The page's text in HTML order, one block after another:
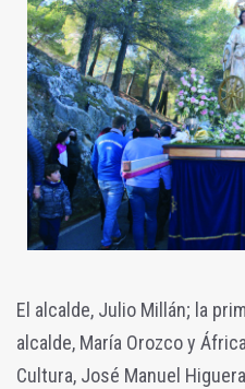
El alcalde, Julio Millán; la
alcalde, María Orozco y
Cultura, José Manuel